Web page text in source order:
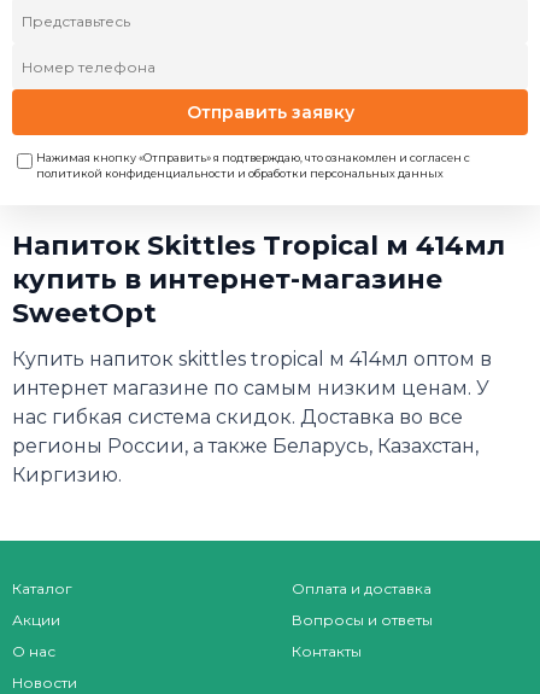
Отправить заявку
Нажимая кнопку «Отправить» я подтверждаю, что ознакомлен и согласен с
политикой конфиденциальности и обработки персональных данных
Напиток Skittles Tropical м 414мл
купить в интернет-магазине
SweetOpt
Купить напиток skittles tropical м 414мл оптом в
интернет магазине по самым низким ценам. У
нас гибкая система скидок. Доставка во все
регионы России, а также Беларусь, Казахстан,
Киргизию.
Каталог
Акции
О нас
Новости
Оплата и доставка
Вопросы и ответы
Контакты